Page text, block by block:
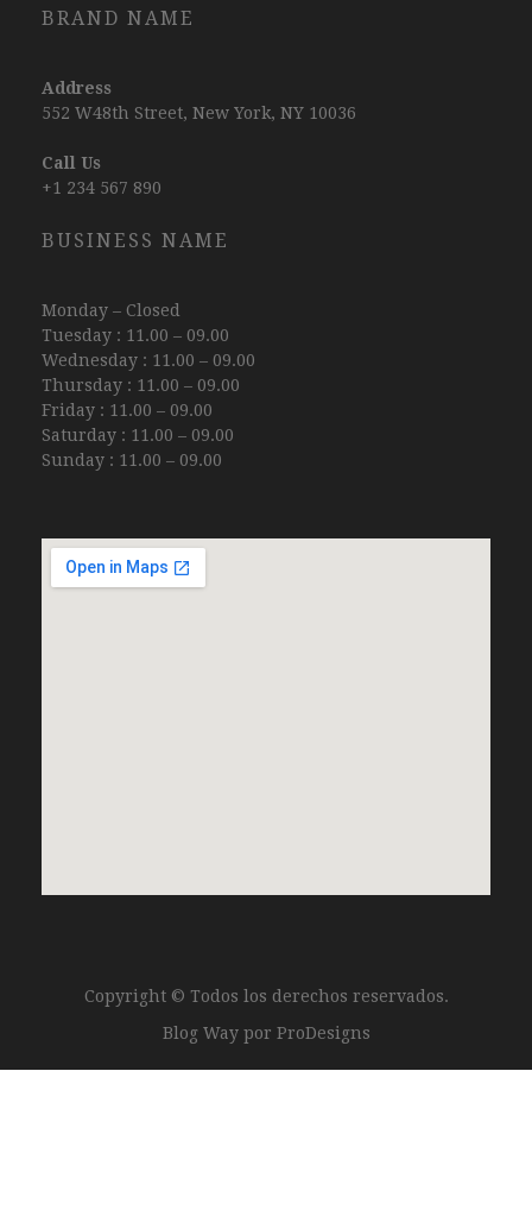
BRAND NAME
Address
552 W48th Street, New York, NY 10036
Call Us
+1 234 567 890
BUSINESS NAME
Monday – Closed
Tuesday : 11.00 – 09.00
Wednesday : 11.00 – 09.00
Thursday : 11.00 – 09.00
Friday : 11.00 – 09.00
Saturday : 11.00 – 09.00
Sunday : 11.00 – 09.00
Copyright © Todos los derechos reservados.
Blog Way por ProDesigns